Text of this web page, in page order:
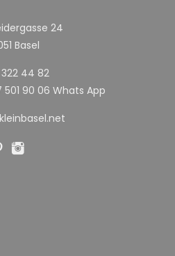
24
Basel
322 44 82
501 90 06 Whats App